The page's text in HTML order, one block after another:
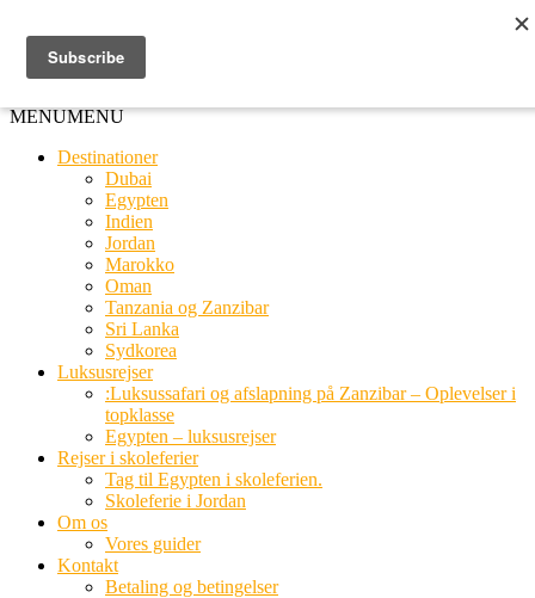
MENUMENU
Destinationer
Dubai
Egypten
Indien
Jordan
Marokko
Oman
Tanzania og Zanzibar
Sri Lanka
Sydkorea
Luksusrejser
:Luksussafari og afslapning på Zanzibar – Oplevelser i
topklasse
Egypten – luksusrejser
Rejser i skoleferier
Tag til Egypten i skoleferien.
Skoleferie i Jordan
Om os
Vores guider
Kontakt
Betaling og betingelser